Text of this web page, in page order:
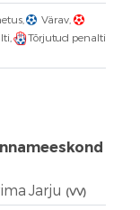
Värav,
Tõrjutud penalti
Jarju (VV)